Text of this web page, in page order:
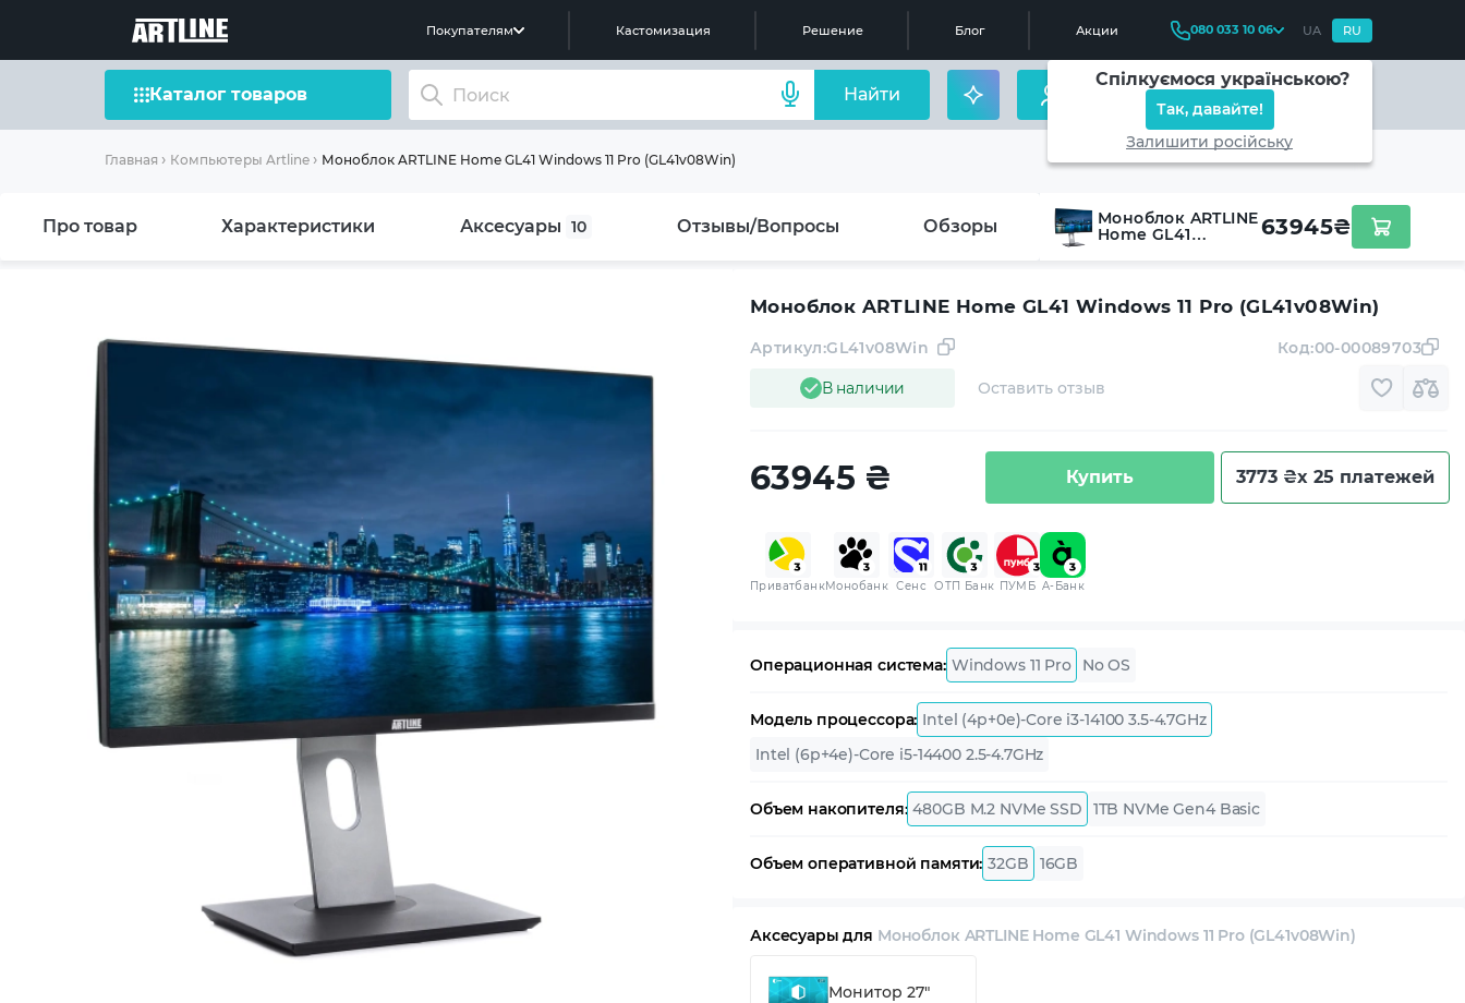
Покупателям Кастомизация Решение Блог Акции 080 033 10 06 UA RU
Спілкуємося українською?
Так, давайте!
Залишити російську
Каталог товаров Найти
Главная Компьютеры Artline Моноблок ARTLINE Home GL41 Windows 11 Pro (GL41v08Win)
Про товар Характеристики Аксесуары 10 Отзывы/Вопросы Обзоры
Моноблок ARTLINE
Home GL41
63945₴
Моноблок ARTLINE Home GL41 Windows 11 Pro (GL41v08Win)
В наличии
Артикул:GL41v08Win
Оставить отзыв
Код:00-00089703
63945 ₴ Купить 3773 ₴x 25 платежей
ПриватбанкМонобанк Сенс ОТП Банк ПУМБ A-Банк
Операционная система: Windows 11 Pro No OS
Модель процессора: Intel (4p+0e)-Core i3-14100 3.5-4.7GHz
Intel (6p+4e)-Core i5-14400 2.5-4.7GHz
Объем накопителя: 480GB M.2 NVMe SSD 1TB NVMe Gen4 Basic
Объем оперативной памяти: 32GB 16GB
Аксесуары для Моноблок ARTLINE Home GL41 Windows 11 Pro (GL41v08Win)
Монитор 27"